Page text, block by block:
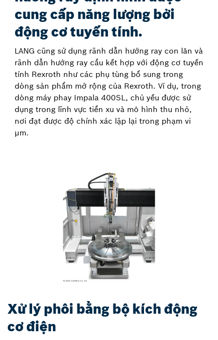
cung cấp năng lượng bởi
động cơ tuyến tính.
LANG cũng sử dụng rãnh dẫn hướng ray con lăn và
rãnh dẫn hướng ray cầu kết hợp với động cơ tuyến
tính Rexroth như các phụ tùng bổ sung trong
dòng sản phẩm mở rộng của Rexroth. Ví dụ, trong
dòng máy phay Impala 400SL, chủ yếu được sử
dụng trong lĩnh vực tiền xu và mô hình thu nhỏ,
nơi đạt được độ chính xác lặp lại trong phạm vi
µm.
Xử lý phôi bằng bộ kích động
cơ điện